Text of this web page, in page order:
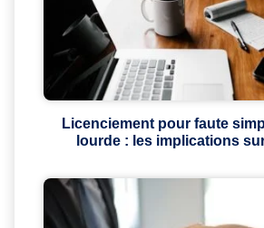
Licenciement pour faute
lourde : les implications